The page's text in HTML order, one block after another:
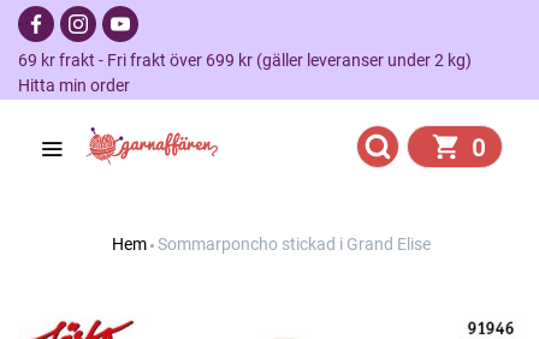
69 kr frakt - Fri frakt över 699 kr (gäller leveranser under 2 kg)
Hitta min order
0
Hem Sommarponcho stickad i Grand Elise